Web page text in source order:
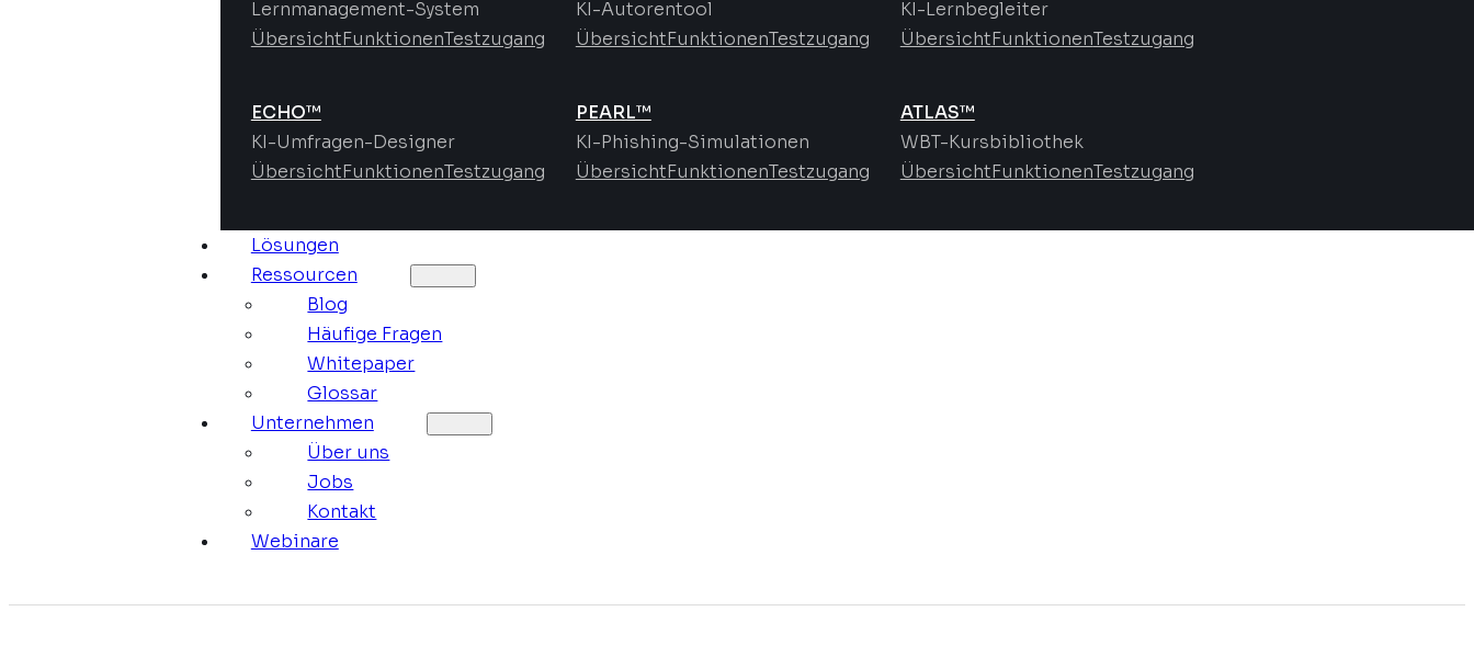
Lernmanagement-System
ÜbersichtFunktionenTestzugang
KI-Autorentool
ÜbersichtFunktionenTestzugang
KI-Lernbegleiter
ÜbersichtFunktionenTestzugang
ECHO™
KI-Umfragen-Designer
ÜbersichtFunktionenTestzugang
PEARL™
KI-Phishing-Simulationen
ÜbersichtFunktionenTestzugang
ATLAS™
WBT-Kursbibliothek
ÜbersichtFunktionenTestzugang
Lösungen
Ressourcen
Blog
Häufige Fragen
Whitepaper
Glossar
Unternehmen
Über uns
Jobs
Kontakt
Webinare